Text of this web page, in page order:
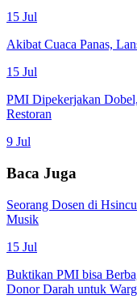
15 Jul
Akibat Cuaca Panas,
15 Jul
PMI Dipekerjakan
Restoran
9 Jul
Baca Juga
Seorang Dosen di
Musik
15 Jul
Buktikan PMI bisa
Donor Darah untuk